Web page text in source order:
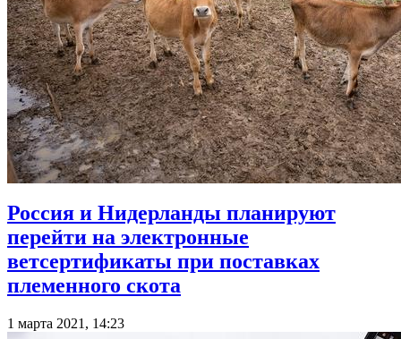
Россия и Нидерланды планируют
перейти на электронные
ветсертификаты при поставках
племенного скота
1 марта 2021, 14:23